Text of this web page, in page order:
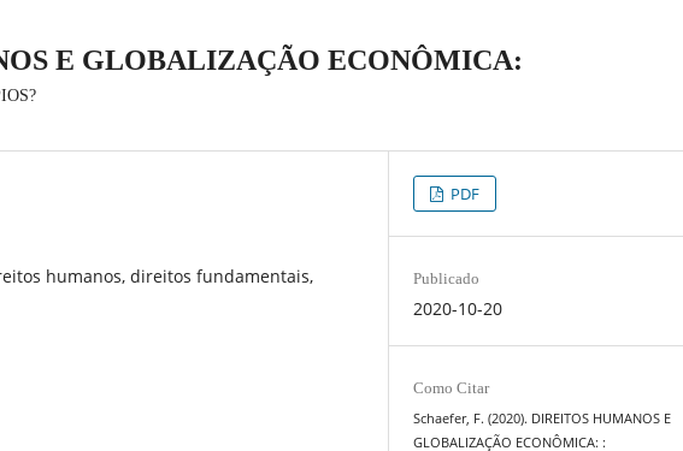
E GLOBALIZAÇÃO ECONÔMICA:
humanos, direitos fundamentais,
PDF
Publicado
2020-10-20
Como Citar
Schaefer, F. (2020). DIREITOS HUMANOS E
GLOBALIZAÇÃO ECONÔMICA: :